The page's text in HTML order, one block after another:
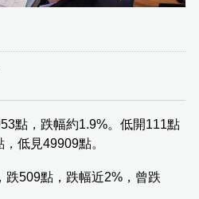
點，跌幅約1.9%。低開111點
低見49909點。
跌509點，跌幅近2%，曾跌